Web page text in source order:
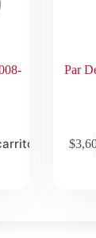
Par
$